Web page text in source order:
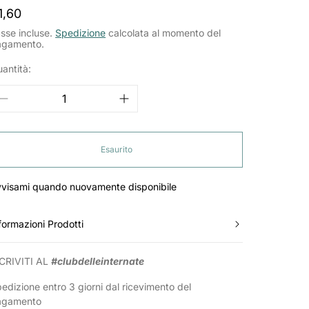
incluse. Spedizione calcolata al momento del
Esaurito
quando nuovamente disponibile
Prodotti
AL#clubdelleinternate
entro 3 giorni dal ricevimento del